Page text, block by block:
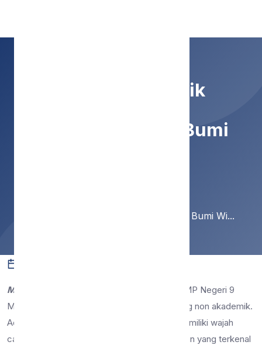
Pendekar Cantik
Berprestasi Dari Bumi
Pendekar Cantik Berprestasi Dari Bumi Wi...
Malang, 23 Januari 2023
– Peserta didik SMP Negeri 9
Malang kembali menorehkan prestasi dibidang non akademik.
Adinda Kirana Larasati, peserta didik yang memiliki wajah
cantik ini duduk di kelas 9F dengan kepribadian yang terkenal